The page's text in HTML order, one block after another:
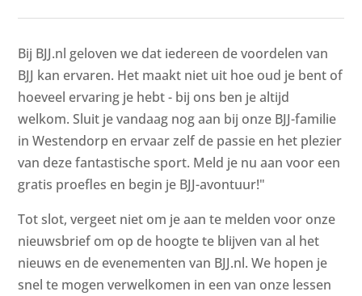
Bij BJJ.nl geloven we dat iedereen de voordelen van
BJJ kan ervaren. Het maakt niet uit hoe oud je bent of
hoeveel ervaring je hebt - bij ons ben je altijd
welkom. Sluit je vandaag nog aan bij onze BJJ-familie
in Westendorp en ervaar zelf de passie en het plezier
van deze fantastische sport. Meld je nu aan voor een
gratis proefles en begin je BJJ-avontuur!"
Tot slot, vergeet niet om je aan te melden voor onze
nieuwsbrief om op de hoogte te blijven van al het
nieuws en de evenementen van BJJ.nl. We hopen je
snel te mogen verwelkomen in een van onze lessen